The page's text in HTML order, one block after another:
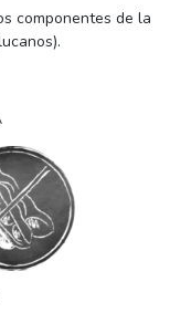
componentes de la